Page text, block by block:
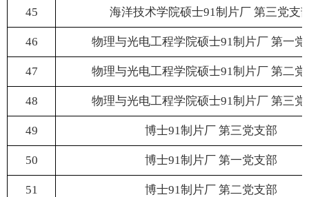
45 海洋技术学院硕士91制片厂 第三党支
46 物理与光电工程学院硕士91制片厂 第一党
47 物理与光电工程学院硕士91制片厂 第二党
48 物理与光电工程学院硕士91制片厂 第三党
49 博士91制片厂 第三党支部
50 博士91制片厂 第一党支部
51 博士91制片厂 第二党支部